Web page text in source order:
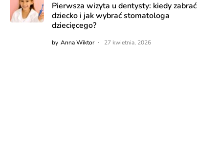
Pierwsza wizyta u dentysty: kiedy zabrać
dziecko i jak wybrać stomatologa
dziecięcego?
by Anna Wiktor 27 kwietnia, 2026